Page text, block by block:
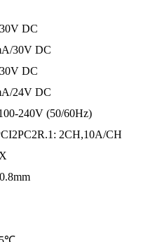
DC
30V DC
DC
24V DC
240V (50/60Hz)
2CH,10A/CH